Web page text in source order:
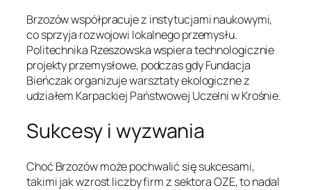
Brzozów współpracuje z instytucjami naukowymi,
co sprzyja rozwojowi lokalnego przemysłu.
Politechnika Rzeszowska wspiera technologicznie
projekty przemysłowe, podczas gdy Fundacja
Bieńczak organizuje warsztaty ekologiczne z
udziałem Karpackiej Państwowej Uczelni w Krośnie.
Sukcesy i wyzwania
Choć Brzozów może pochwalić się sukcesami,
takimi jak wzrost liczby firm z sektora OZE, to nadal